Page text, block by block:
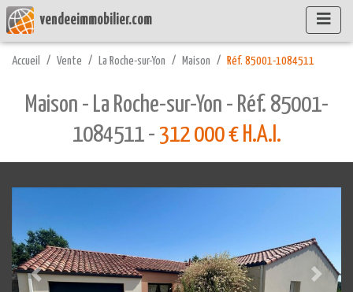
vendeeimmobilier.com
Accueil Vente La Roche-sur-Yon Maison Réf. 85001-1084511
Maison - La Roche-sur-Yon - Réf. 85001-
1084511 - 312 000 € H.A.I.
Précédente